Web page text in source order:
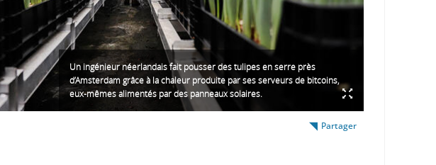
Un ingénieur néerlandais fait pousser des tulipes en serre près
d’Amsterdam grâce à la chaleur produite par ses serveurs de bitcoins,
eux-mêmes alimentés par des panneaux solaires.
Partager